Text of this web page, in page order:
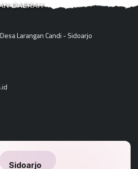
DAERAH
Larangan Candi - Sidoarjo